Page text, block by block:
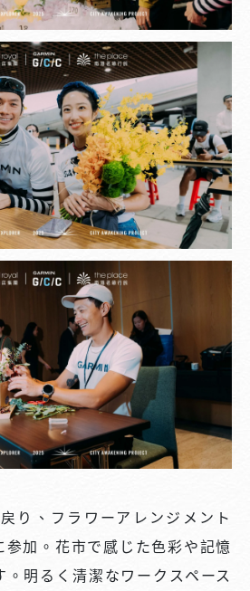
り、フラワーアレンジメント
加。花市で感じた色彩や記憶
明るく清潔なワークスペース